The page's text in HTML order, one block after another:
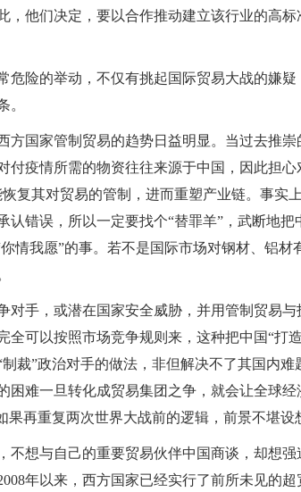
，他们决定，要以合作推动建立该行业的高
危险的举动，不仅有挑起国际贸易大战的嫌
。
方国家管制贸易的趋势日益明显。当过去推崇
付疫情所需的物资往往来源于中国，因此担
复其对贸易的管制，进而重塑产业链。事实
认错误，所以一定要找个“替罪羊”，武断地
情我愿”的事。若不是国际市场对钢材、铝
对手，或潜在国家安全威胁，并用管制贸易
全可以按照市场竞争规则来，这种把中国“打
裁”政治对手的做法，非但解决不了其国内
困难一旦转化成贸易集团之争，就会让全球
果再重复两次世界大战前的逻辑，前景不堪设
不想与自己的重要贸易伙伴中国商谈，却想
年以来，西方国家已经实行了前所未见的